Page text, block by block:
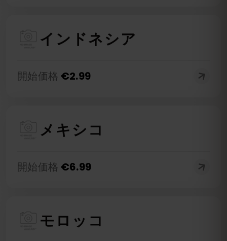
インドネシア
開始価格 €2.99
メキシコ
開始価格 €6.99
モロッコ